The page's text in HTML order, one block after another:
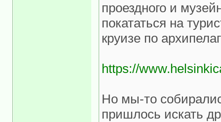
проездного и
покататься на
круизе по
https://
Но мы-то
пришлось искать